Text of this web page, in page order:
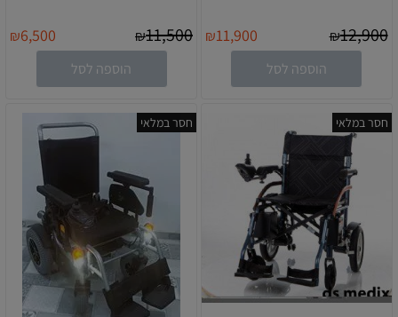
₪12,900
₪11,900
הוספה לסל
₪11,500
₪6,500
הוספה לסל
חסר במלאי חסר במלאי